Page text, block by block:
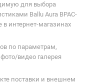
для выбора
Ballu Aura BPAC-
в интернет-магазинах
по параметрам,
видео галерея
поставки и внешнем